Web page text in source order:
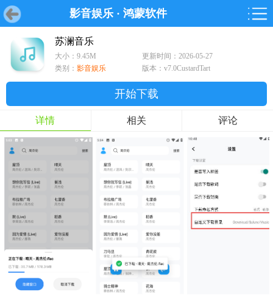
影音娱乐 · 鸿蒙软件
首页 游戏
游戏 软件 鸿蒙
游戏
鸿蒙
软件
苏澜音乐
大小：9.45M
更新时间：2026-05-27
类别： 影音娱乐 版本：v7.0CustardTart
开始下载
详情 相关 评论